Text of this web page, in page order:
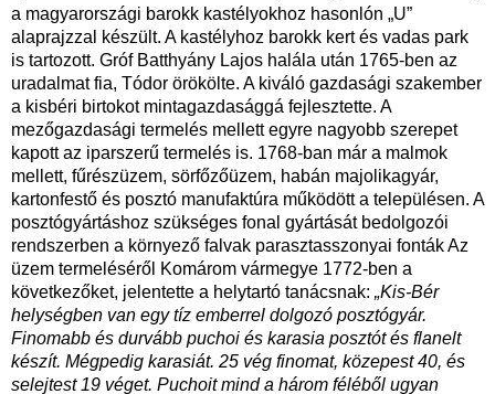
a magyarországi barokk kastélyokhoz hasonlón „U”
alaprajzzal készült. A kastélyhoz barokk kert és vadas park
is tartozott. Gróf Batthyány Lajos halála után 1765-ben az
uradalmat fia, Tódor örökölte. A kiváló gazdasági szakember
a kisbéri birtokot mintagazdasággá fejlesztette. A
mezőgazdasági termelés mellett egyre nagyobb szerepet
kapott az iparszerű termelés is. 1768-ban már a malmok
mellett, fűrészüzem, sörfőzőüzem, habán majolikagyár,
kartonfestő és posztó manufaktúra működött a településen. A
posztógyártáshoz szükséges fonal gyártását bedolgozói
rendszerben a környező falvak parasztasszonyai fonták Az
üzem termeléséről Komárom vármegye 1772-ben a
következőket, jelentette a helytartó tanácsnak: „Kis-Bér
helységben van egy tíz emberrel dolgozó posztógyár.
Finomabb és durvább puchoi és karasia posztót és flanelt
készít. Mégpedig karasiát. 25 vég finomat, közepest 40, és
selejtest 19 véget. Puchoit mind a három féléből ugyan